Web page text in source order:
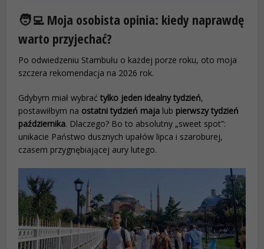
🧑‍💻 Moja osobista opinia: kiedy naprawdę
warto przyjechać?
Po odwiedzeniu Stambułu o każdej porze roku, oto moja
szczera rekomendacja na 2026 rok.
Gdybym miał wybraćtylko jeden idealny tydzień,
postawiłbym na ostatni tydzień maja lub pierwszy tydzień
października. Dlaczego? Bo to absolutny „sweet spot”:
unikacie Państwo dusznych upałów lipca i szaroburej,
czasem przygnębiającej aury lutego.